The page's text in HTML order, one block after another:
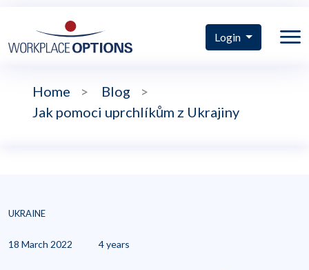
Login
Home > Blog
>
Jak pomoci uprchlíkům z Ukrajiny
UKRAINE
18 March 2022 4 years